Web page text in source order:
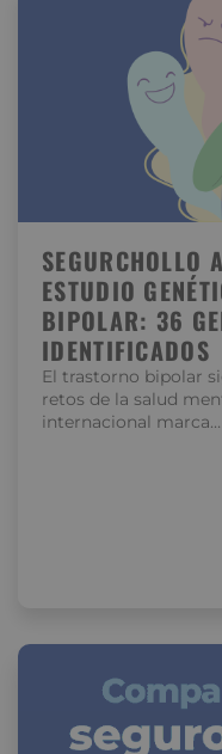
SEGURCHOLLO
ESTUDIO
BIPOLAR: 36
IDENTIFICADOS
El trastorno bipolar
retos de la salud
internacional marca…